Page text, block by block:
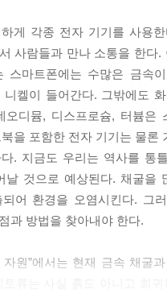
인 건, 세계적으로 환경과 인
한 배터리의 설 자리가 줄
있는 최선은 절제된 소비다.
라 자주 바꾸지 말자. 쓸 수
게 각종 전자 기기를 사용
사람들과 만나 소통을 한
스마트폰에는 수많은 금속
니켈이 들어간다. 그밖에도
오디뮴, 디스프로슘, 터븀
을 포함한 전자 기기는 물
. 지금도 우리는 역사를 통
날 것으로 예상된다. 채굴을
어 환경을 오염시킨다. 그
과 방법을 찾아내야 한다.
자원”에서는 현재 금속 채굴